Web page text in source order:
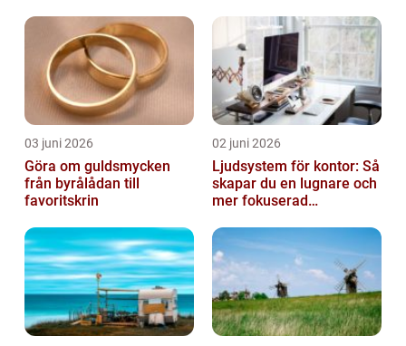
03 juni 2026
Göra om guldsmycken
från byrålådan till
favoritskrin
02 juni 2026
Ljudsystem för kontor: Så
skapar du en lugnare och
mer fokuserad